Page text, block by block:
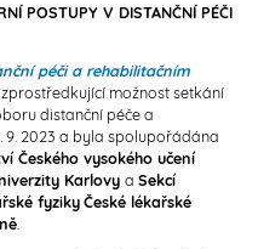
POSTUPY V DISTANČNÍ PÉČI
péči a rehabilitačním
možnost setkání
distanční péče a
9. 2023 a byla spolupořádána
Českého vysokého učení
Karlovy a Sekcí
fyzikyČeské lékařské
.